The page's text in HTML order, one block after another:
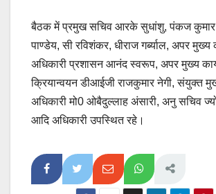
बैठक में प्रमुख सचिव आरके सुधांशु, पंकज कुमार
पाण्डेय, सी रविशंकर, धीराज गर्ब्याल, अपर मुख्य
अधिकारी प्रशासन आनंद स्वरूप, अपर मुख्य
क्रियान्वयन डीआईजी राजकुमार नेगी, संयुक्त
अधिकारी मो0 ओबैदुल्लाह अंसारी, अनु सचिव
आदि अधिकारी उपस्थित रहे।